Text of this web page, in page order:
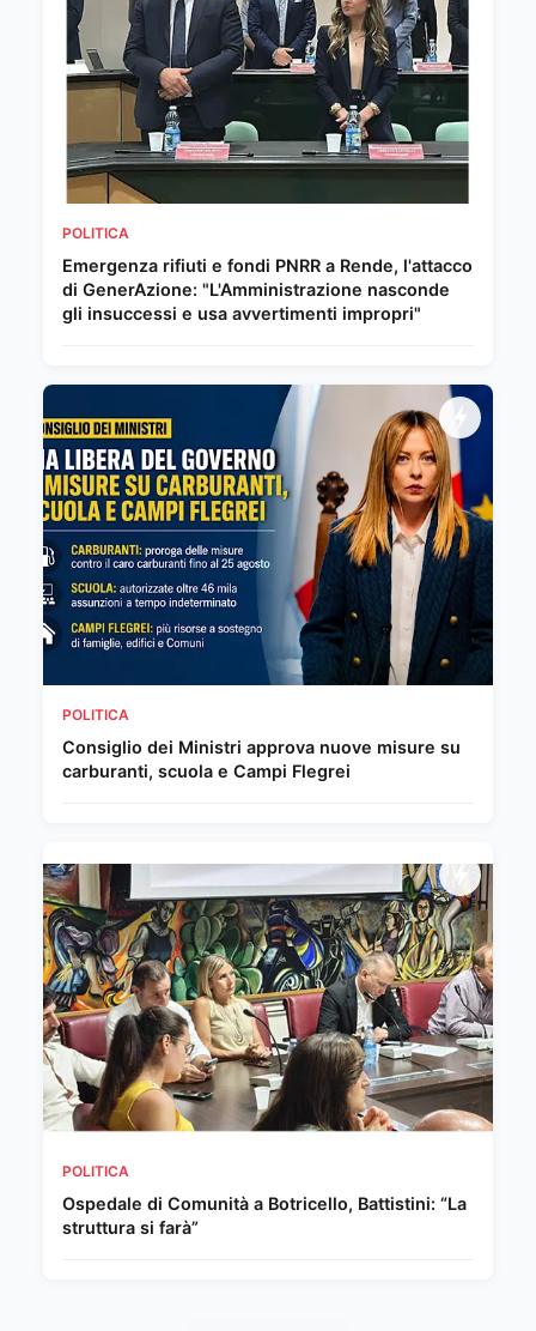
POLITICA
Emergenza rifiuti e fondi PNRR a Rende, l'attacco
di GenerAzione: "L'Amministrazione nasconde
gli insuccessi e usa avvertimenti impropri"
POLITICA
Consiglio dei Ministri approva nuove misure su
carburanti, scuola e Campi Flegrei
POLITICA
Ospedale di Comunità a Botricello, Battistini: “La
struttura si farà”